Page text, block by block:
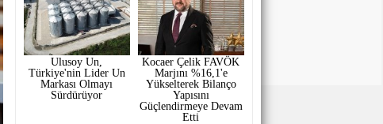
Ulusoy Un,
Türkiye'nin Lider Un
Markası Olmayı
Sürdürüyor
Kocaer Çelik FAVÖK
Marjını %16,1'e
Yükselterek Bilanço
Yapısını
Güçlendirmeye Devam
Etti